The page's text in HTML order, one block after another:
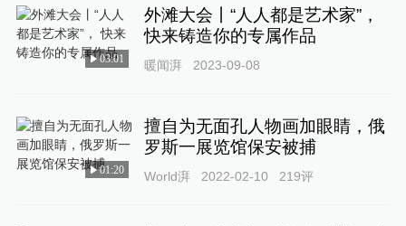
03:01
外滩大会丨“人人都是艺术家”，
快来铸造你的专属作品
暖闻湃 2023-09-08
01:20
擅自为无面孔人物画加眼睛，俄
罗斯一展览馆保安被捕
World湃 2022-02-10 219评